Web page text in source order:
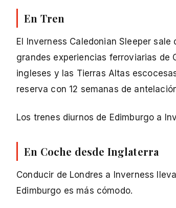
En Tren
El Inverness Caledonian Sleeper
grandes experiencias ferroviarias de
ingleses y las Tierras Altas
reserva con 12 semanas de
Los trenes diurnos de Edimburgo a
En Coche desde Inglaterra
Conducir de Londres a Inverness
Edimburgo es más cómodo.